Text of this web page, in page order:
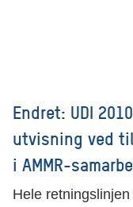
Endret: UDI
utvisning ved
i AMMR-
Hele